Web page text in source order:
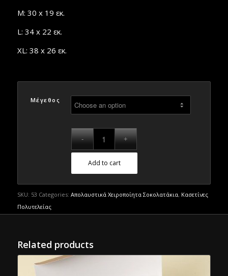
M: 30 x 19 εκ.
L: 34 x 22 εκ.
XL: 38 x 26 εκ.
Μέγεθος
Add to cart
SKU: 53 Categories: Απολαυστικά Χειροποίητα Σοκολατάκια, Κασετίνες
Πολυτελείας
Related products